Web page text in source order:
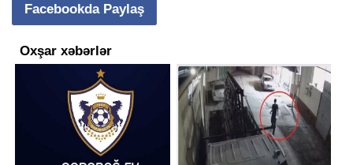
Facebookda Paylaş
Oxşar xəbərlər